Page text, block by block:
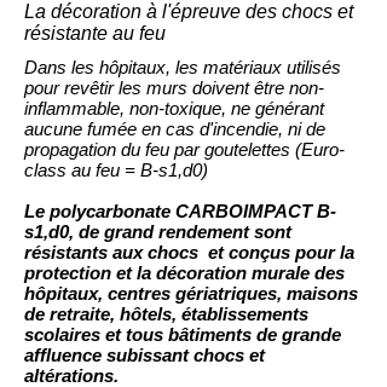
La décoration à l'épreuve des chocs et
résistante au feu
Dans les hôpitaux, les matériaux utilisés
pour revêtir les murs doivent être non-
inflammable, non-toxique, ne générant
aucune fumée en cas d'incendie, ni de
propagation du feu par goutelettes (Euro-
class au feu = B-s1,d0)
Le polycarbonate CARBOIMPACT B-
s1,d0, de grand rendement sont
résistants aux chocs et conçus pour la
protection et la décoration murale des
hôpitaux, centres gériatriques, maisons
de retraite, hôtels, établissements
scolaires et tous bâtiments de grande
affluence subissant chocs et
altérations.